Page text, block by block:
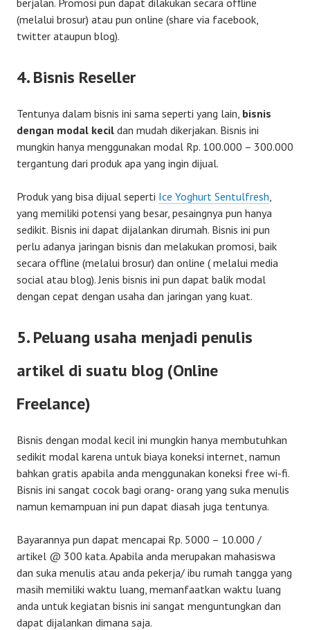
berjalan. Promosi pun dapat dilakukan secara offline
(melalui brosur) atau pun online (share via facebook,
twitter ataupun blog).
4. Bisnis Reseller
Tentunya dalam bisnis ini sama seperti yang lain, bisnis
dengan modal kecil dan mudah dikerjakan. Bisnis ini
mungkin hanya menggunakan modal Rp. 100.000 – 300.000
tergantung dari produk apa yang ingin dijual.
Produk yang bisa dijual seperti Ice Yoghurt Sentulfresh,
yang memiliki potensi yang besar, pesaingnya pun hanya
sedikit. Bisnis ini dapat dijalankan dirumah. Bisnis ini pun
perlu adanya jaringan bisnis dan melakukan promosi, baik
secara offline (melalui brosur) dan online ( melalui media
social atau blog). Jenis bisnis ini pun dapat balik modal
dengan cepat dengan usaha dan jaringan yang kuat.
5. Peluang usaha menjadi penulis
artikel di suatu blog (Online
Freelance)
Bisnis dengan modal kecil ini mungkin hanya membutuhkan
sedikit modal karena untuk biaya koneksi internet, namun
bahkan gratis apabila anda menggunakan koneksi free wi-fi.
Bisnis ini sangat cocok bagi orang- orang yang suka menulis
namun kemampuan ini pun dapat diasah juga tentunya.
Bayarannya pun dapat mencapai Rp. 5000 – 10.000 /
artikel @ 300 kata. Apabila anda merupakan mahasiswa
dan suka menulis atau anda pekerja/ ibu rumah tangga yang
masih memiliki waktu luang, memanfaatkan waktu luang
anda untuk kegiatan bisnis ini sangat menguntungkan dan
dapat dijalankan dimana saja.